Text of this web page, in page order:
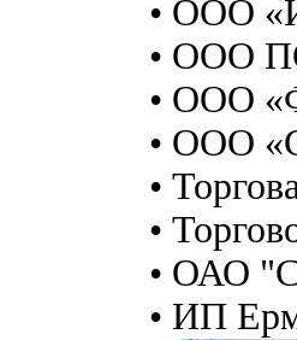
• ООО
• ООО
• ООО
• ООО
•
•
• ОАО
• ИП